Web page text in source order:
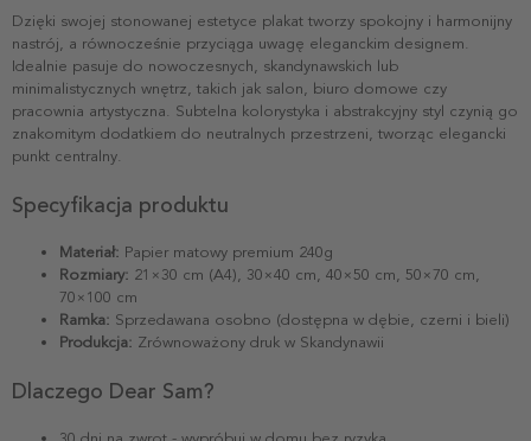
Dzięki swojej stonowanej estetyce plakat tworzy spokojny i harmonijny
nastrój, a równocześnie przyciąga uwagę eleganckim designem.
Idealnie pasuje do nowoczesnych, skandynawskich lub
minimalistycznych wnętrz, takich jak salon, biuro domowe czy
pracownia artystyczna. Subtelna kolorystyka i abstrakcyjny styl czynią go
znakomitym dodatkiem do neutralnych przestrzeni, tworząc elegancki
punkt centralny.
Specyfikacja produktu
Materiał: Papier matowy premium 240g
Rozmiary: 21×30 cm (A4), 30×40 cm, 40×50 cm, 50×70 cm,
70×100 cm
Ramka: Sprzedawana osobno (dostępna w dębie, czerni i bieli)
Produkcja: Zrównoważony druk w Skandynawii
Dlaczego Dear Sam?